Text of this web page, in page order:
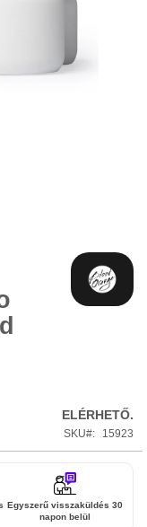
ELÉRHETŐ.
SKU 15923
Egyszerű visszaküldés 30
napon belül